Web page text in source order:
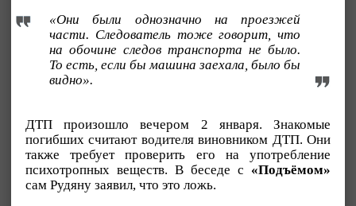
«Они были однозначно на проезжей
части. Следователь тоже говорит, что
на обочине следов транспорта не было.
То есть, если бы машина заехала, было бы
видно».
ДТП произошло вечером 2 января. Знакомые
погибших считают водителя виновником ДТП. Они
также требует проверить его на употребление
психотропных веществ. В беседе с «Подъёмом»
сам Рудяну заявил, что это ложь.